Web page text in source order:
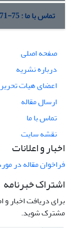
تماس با ما : 75-22802671-021
صفحه اصلی
درباره نشریه
اعضای هیات
ارسال مقاله
تماس با ما
نقشه سایت
اخبار و اعلانات
فراخوان مقاله در
اشتراک خبرنامه
برای دریافت اخبار
مشترک شوید.